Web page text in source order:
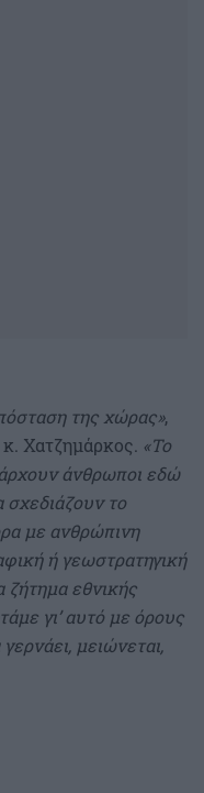
της χώρας»,
κ. Χατζημάρκος. «Το
άνθρωποι εδώ
σχεδιάζουν το
με ανθρώπινη
ή γεωστρατηγική
ζήτημα εθνικής
γι’ αυτό με όρους
μειώνεται,